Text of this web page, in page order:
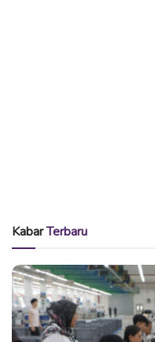
KabarTerbaru